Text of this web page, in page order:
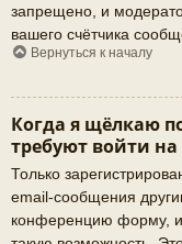
запрещено, и
вашего счётчика
Вернуться к началу
Когда я щёлкаю
требуют войти
Только
email-сообщения
конференцию форму, и